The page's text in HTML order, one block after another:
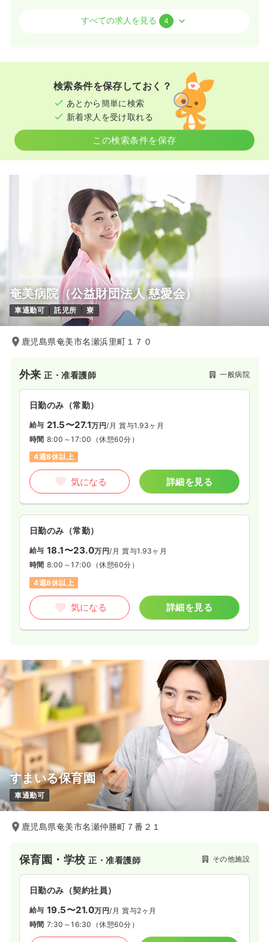
正・准看護師
8:30～17:00
4週8休以上
月給18万円以上可
気になる 詳細を見る
1,300円
8:30～17:00
時給1,300円以上可
気になる 詳細を見る
外来正・准看護師
日勤のみ（常勤） 一時募集休止
18.5
時間 8:30～17:00
日祝休み
月給18万円以上可
日勤のみ（パート）
給与 時給 1,300円
日祝休み
時給1,300円以上可
すべての求人を見る 4
検索条件を保存しておく？
あとから簡単に検索
新着求人を受け取れる
この検索条件を保存
奄美病院（公益財団法人 慈愛会）
車通勤可 託児所 寮
鹿児島県奄美市名瀬浜里町１７０
外来正・准看護師 一般病院
日勤のみ（常勤）
給与 21.5〜27.1万円/月 賞与1.93ヶ月
時間 8:00～17:00 （休憩60分）
4週8休以上
気になる 詳細を見る
日勤のみ（常勤）
給与 18.1〜23.0万円/月 賞与1.93ヶ月
時間 8:00～17:00 （休憩60分）
4週8休以上
気になる 詳細を見る
すまいる保育園
車通勤可
鹿児島県奄美市名瀬仲勝町７番２１
保育園・学校正・准看護師 その他施設
日勤のみ（契約社員）
給与 19.5〜21.0万円/月 賞与2ヶ月
時間 7:30～16:30 （休憩60分）